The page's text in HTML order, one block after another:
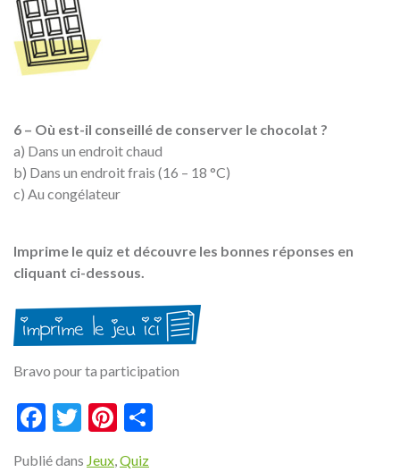
6 – Où est-il conseillé de conserver le chocolat ?
a) Dans un endroit chaud
b) Dans un endroit frais (16 – 18 °C)
c) Au congélateur
Imprime le quiz et découvre les bonnes réponses en
cliquant ci-dessous.
Bravo pour ta participation
Facebook
TwitterPinterest
Publié dans Jeux,Quiz